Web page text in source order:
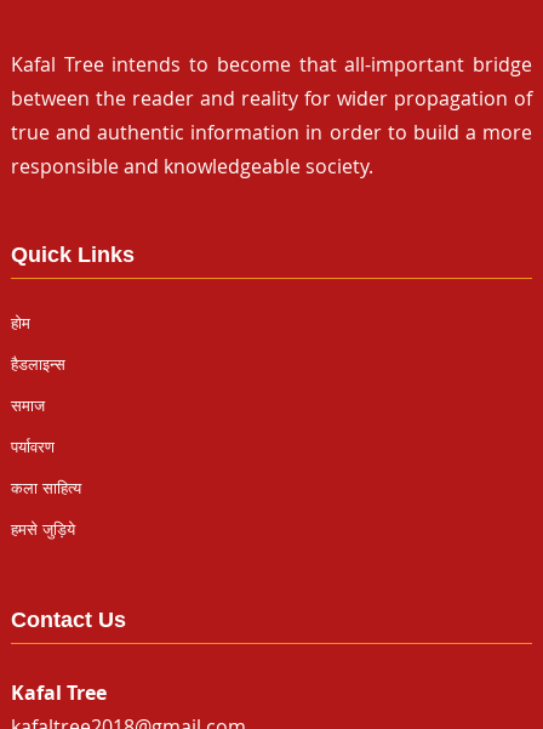
Kafal Tree intends to become that all-important bridge
between the reader and reality for wider propagation of
true and authentic information in order to build a more
responsible and knowledgeable society.
Quick Links
होम
हैडलाइन्स
समाज
पर्यावरण
कला साहित्य
हमसे जुड़िये
Contact Us
Kafal Tree